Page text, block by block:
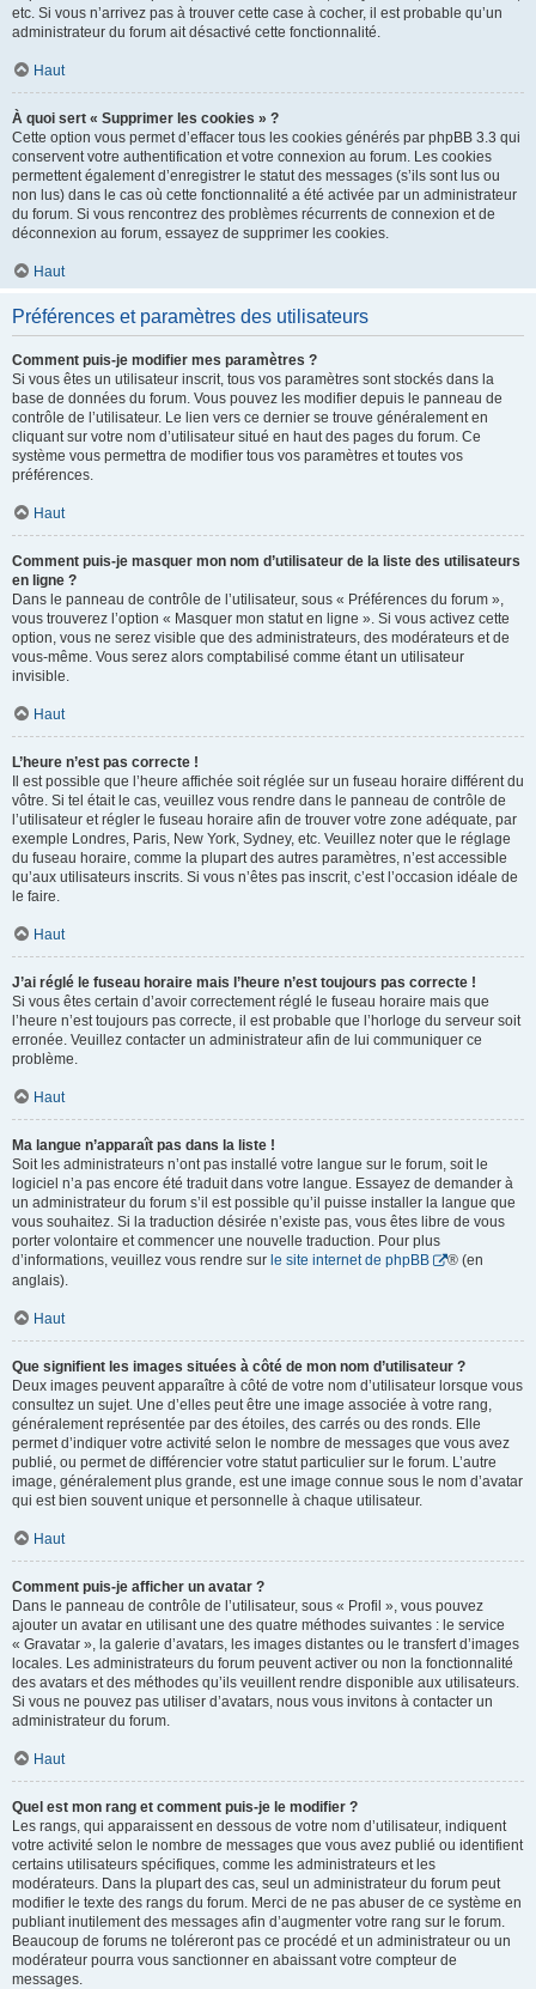
etc. Si vous n’arrivez pas à trouver cette case à cocher, il est probable qu’un
administrateur du forum ait désactivé cette fonctionnalité.
Haut
À quoi sert « Supprimer les cookies » ?
Cette option vous permet d’effacer tous les cookies générés par phpBB 3.3 qui
conservent votre authentification et votre connexion au forum. Les cookies
permettent également d’enregistrer le statut des messages (s’ils sont lus ou
non lus) dans le cas où cette fonctionnalité a été activée par un administrateur
du forum. Si vous rencontrez des problèmes récurrents de connexion et de
déconnexion au forum, essayez de supprimer les cookies.
Haut
Préférences et paramètres des utilisateurs
Comment puis-je modifier mes paramètres ?
Si vous êtes un utilisateur inscrit, tous vos paramètres sont stockés dans la
base de données du forum. Vous pouvez les modifier depuis le panneau de
contrôle de l’utilisateur. Le lien vers ce dernier se trouve généralement en
cliquant sur votre nom d’utilisateur situé en haut des pages du forum. Ce
système vous permettra de modifier tous vos paramètres et toutes vos
préférences.
Haut
Comment puis-je masquer mon nom d’utilisateur de la liste des utilisateurs
en ligne ?
Dans le panneau de contrôle de l’utilisateur, sous « Préférences du forum »,
vous trouverez l’option « Masquer mon statut en ligne ». Si vous activez cette
option, vous ne serez visible que des administrateurs, des modérateurs et de
vous-même. Vous serez alors comptabilisé comme étant un utilisateur
invisible.
Haut
L’heure n’est pas correcte !
Il est possible que l’heure affichée soit réglée sur un fuseau horaire différent du
vôtre. Si tel était le cas, veuillez vous rendre dans le panneau de contrôle de
l’utilisateur et régler le fuseau horaire afin de trouver votre zone adéquate, par
exemple Londres, Paris, New York, Sydney, etc. Veuillez noter que le réglage
du fuseau horaire, comme la plupart des autres paramètres, n’est accessible
qu’aux utilisateurs inscrits. Si vous n’êtes pas inscrit, c’est l’occasion idéale de
le faire.
Haut
J’ai réglé le fuseau horaire mais l’heure n’est toujours pas correcte !
Si vous êtes certain d’avoir correctement réglé le fuseau horaire mais que
l’heure n’est toujours pas correcte, il est probable que l’horloge du serveur soit
erronée. Veuillez contacter un administrateur afin de lui communiquer ce
problème.
Haut
Ma langue n’apparaît pas dans la liste !
Soit les administrateurs n’ont pas installé votre langue sur le forum, soit le
logiciel n’a pas encore été traduit dans votre langue. Essayez de demander à
un administrateur du forum s’il est possible qu’il puisse installer la langue que
vous souhaitez. Si la traduction désirée n’existe pas, vous êtes libre de vous
porter volontaire et commencer une nouvelle traduction. Pour plus
d’informations, veuillez vous rendre sur le site internet de phpBB
® (en
anglais).
Haut
Que signifient les images situées à côté de mon nom d’utilisateur ?
Deux images peuvent apparaître à côté de votre nom d’utilisateur lorsque vous
consultez un sujet. Une d’elles peut être une image associée à votre rang,
généralement représentée par des étoiles, des carrés ou des ronds. Elle
permet d’indiquer votre activité selon le nombre de messages que vous avez
publié, ou permet de différencier votre statut particulier sur le forum. L’autre
image, généralement plus grande, est une image connue sous le nom d’avatar
qui est bien souvent unique et personnelle à chaque utilisateur.
Haut
Comment puis-je afficher un avatar ?
Dans le panneau de contrôle de l’utilisateur, sous « Profil », vous pouvez
ajouter un avatar en utilisant une des quatre méthodes suivantes : le service
« Gravatar », la galerie d’avatars, les images distantes ou le transfert d’images
locales. Les administrateurs du forum peuvent activer ou non la fonctionnalité
des avatars et des méthodes qu’ils veuillent rendre disponible aux utilisateurs.
Si vous ne pouvez pas utiliser d’avatars, nous vous invitons à contacter un
administrateur du forum.
Haut
Quel est mon rang et comment puis-je le modifier ?
Les rangs, qui apparaissent en dessous de votre nom d’utilisateur, indiquent
votre activité selon le nombre de messages que vous avez publié ou identifient
certains utilisateurs spécifiques, comme les administrateurs et les
modérateurs. Dans la plupart des cas, seul un administrateur du forum peut
modifier le texte des rangs du forum. Merci de ne pas abuser de ce système en
publiant inutilement des messages afin d’augmenter votre rang sur le forum.
Beaucoup de forums ne toléreront pas ce procédé et un administrateur ou un
modérateur pourra vous sanctionner en abaissant votre compteur de
messages.